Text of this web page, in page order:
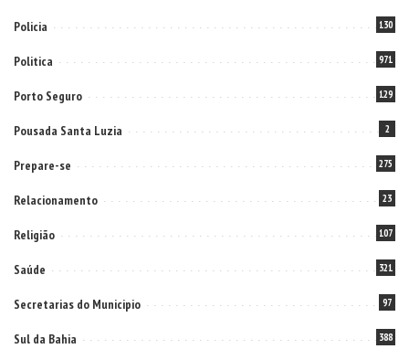
Policia 130
Politica 971
Porto Seguro 129
Pousada Santa Luzia 2
Prepare-se 275
Relacionamento 23
Religião 107
Saúde 321
Secretarias do Municipio 97
Sul da Bahia 388